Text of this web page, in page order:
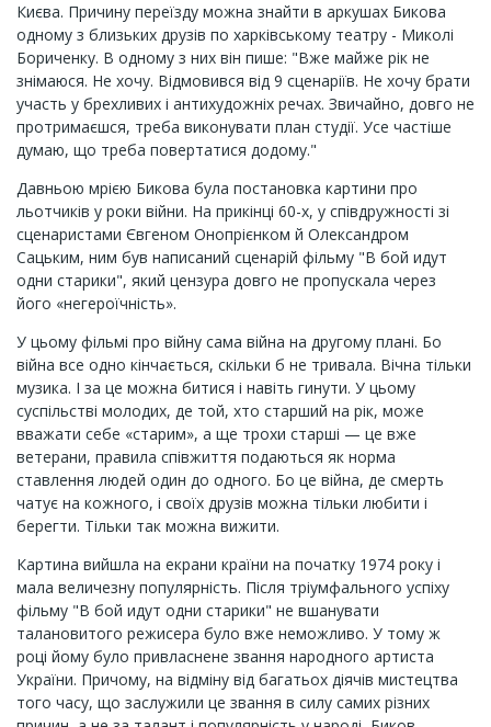
Києва. Причину переїзду можна знайти в аркушах Бикова
одному з близьких друзів по харківському театру - Миколі
Бориченку. В одному з них він пише: "Вже майже рік не
знімаюся. Не хочу. Відмовився від 9 сценаріїв. Не хочу брати
участь у брехливих і антихудожніх речах. Звичайно, довго не
протримаєшся, треба виконувати план студії. Усе частіше
думаю, що треба повертатися додому."
Давньою мрією Бикова була постановка картини про
льотчиків у роки війни. На прикінці 60-х, у співдружності зі
сценаристами Євгеном Онопрієнком й Олександром
Сацьким, ним був написаний сценарій фільму "В бой идут
одни старики", який цензура довго не пропускала через
його «негероїчність».
У цьому фільмі про війну сама війна на другому плані. Бо
війна все одно кінчається, скільки б не тривала. Вічна тільки
музика. І за це можна битися і навіть гинути. У цьому
суспільстві молодих, де той, хто старший на рік, може
вважати себе «старим», а ще трохи старші — це вже
ветерани, правила співжиття подаються як норма
ставлення людей один до одного. Бо це війна, де смерть
чатує на кожного, і своїх друзів можна тільки любити і
берегти. Тільки так можна вижити.
Картина вийшла на екрани країни на початку 1974 року і
мала величезну популярність. Після тріумфального успіху
фільму "В бой идут одни старики" не вшанувати
талановитого режисера було вже неможливо. У тому ж
році йому було привласнене звання народного артиста
України. Причому, на відміну від багатьох діячів мистецтва
того часу, що заслужили це звання в силу самих різних